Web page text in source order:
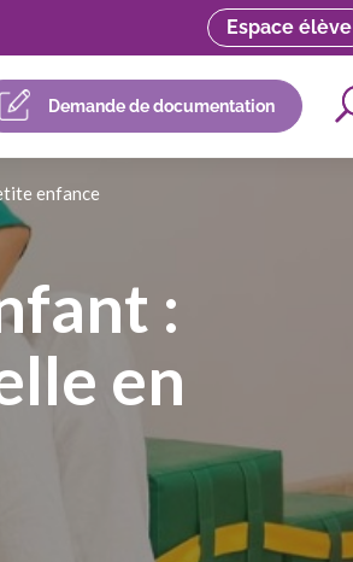
Espace élève
Demande de documentation
enfance
:
en